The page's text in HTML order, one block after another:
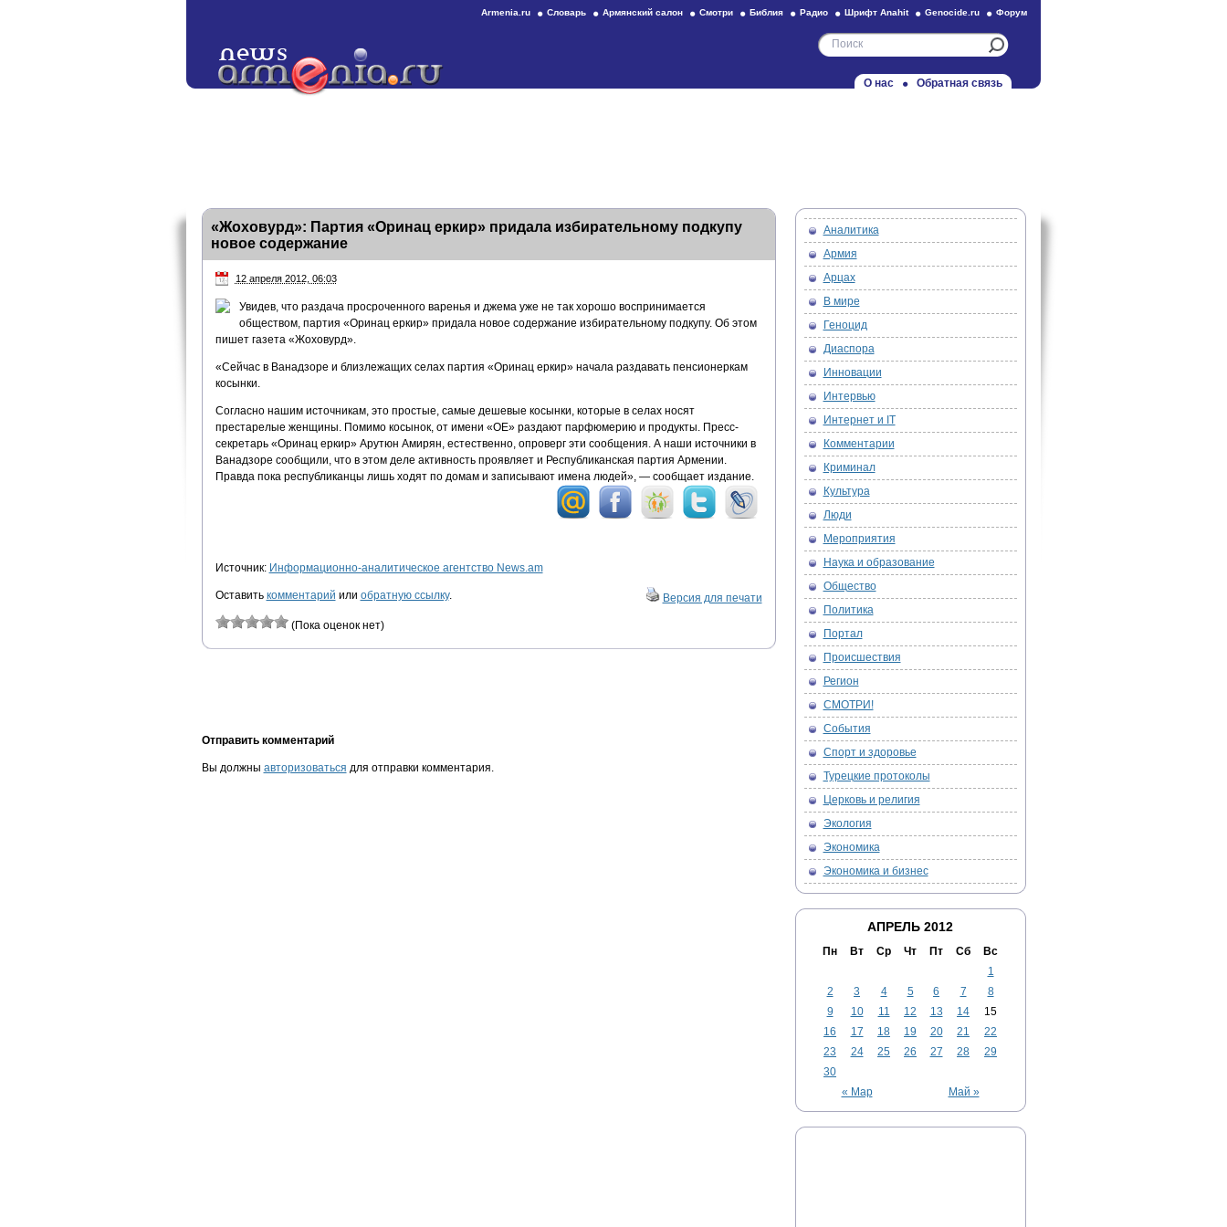
Armenia.ru Словарь Армянский салон Смотри Библия Радио Шрифт Anahit Genocide.ru Форум
О нас Обратная связь
«Жоховурд»: Партия «Оринац еркир» придала избирательному подкупу
новое содержание
12 апреля 2012, 06:03
Увидев, что раздача просроченного варенья и джема уже не так хорошо воспринимается
обществом, партия «Оринац еркир» придала новое содержание избирательному подкупу. Об этом
пишет газета «Жоховурд».
«Сейчас в Ванадзоре и близлежащих селах партия «Оринац еркир» начала раздавать пенсионеркам
косынки.
Согласно нашим источникам, это простые, самые дешевые косынки, которые в селах носят
престарелые женщины. Помимо косынок, от имени «ОЕ» раздают парфюмерию и продукты. Пресс-
секретарь «Оринац еркир» Арутюн Амирян, естественно, опроверг эти сообщения. А наши источники в
Ванадзоре сообщили, что в этом деле активность проявляет и Республиканская партия Армении.
Правда пока республиканцы лишь ходят по домам и записывают имена людей», — сообщает издание.
Источник: Информационно-аналитическое агентство News.am
Оставить комментарий или обратную ссылку. Версия для печати
(Пока оценок нет)
Отправить комментарий
Вы должны авторизоваться для отправки комментария.
Аналитика
Армия
Арцах
В мире
Геноцид
Диаспора
Инновации
Интервью
Интернет и IT
Комментарии
Криминал
Культура
Люди
Мероприятия
Наука и образование
Общество
Политика
Портал
Происшествия
Регион
СМОТРИ!
События
Спорт и здоровье
Турецкие протоколы
Церковь и религия
Экология
Экономика
Экономика и бизнес
АПРЕЛЬ 2012
Пн Вт Ср Чт Пт Сб Вс
« Мар Май »
1
2
3 4 5 6 7
8
9
10 11 12 13 14
15
16
17 18 19 20 21
22
23
24 25 26 27 28
29
30